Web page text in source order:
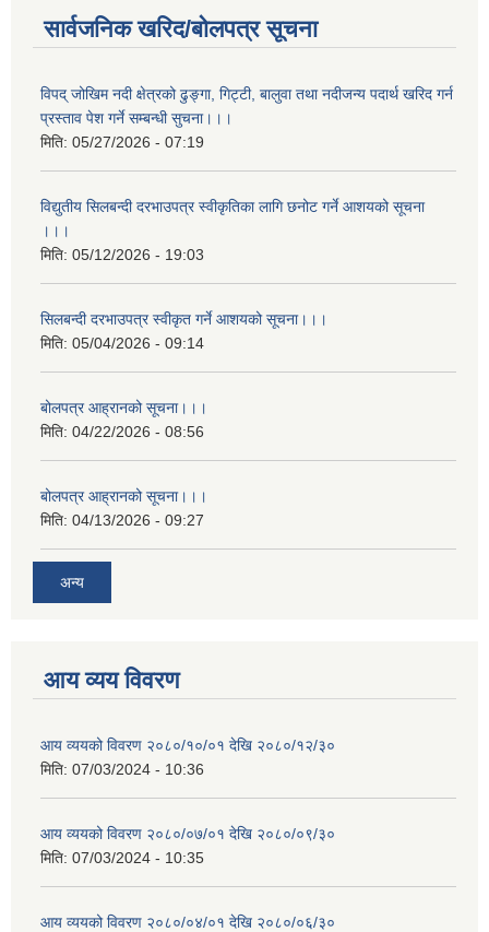
सार्वजनिक खरिद/बोलपत्र सूचना
विपद् जोखिम नदी क्षेत्रको ढुङ्गा, गिट्टी, बालुवा तथा नदीजन्य पदार्थ खरिद गर्न
प्रस्ताव पेश गर्ने सम्बन्धी सुचना।।।
मिति: 05/27/2026 - 07:19
विद्युतीय सिलबन्दी दरभाउपत्र स्वीकृतिका लागि छनोट गर्ने आशयको सूचना
।।।
मिति: 05/12/2026 - 19:03
सिलबन्दी दरभाउपत्र स्वीकृत गर्ने आशयको सूचना।।।
मिति: 05/04/2026 - 09:14
बोलपत्र आह्रानको सूचना।।।
मिति: 04/22/2026 - 08:56
बोलपत्र आह्रानको सूचना।।।
मिति: 04/13/2026 - 09:27
अन्य
आय व्यय विवरण
आय व्ययको विवरण २०८०/१०/०१ देखि २०८०/१२/३०
मिति: 07/03/2024 - 10:36
आय व्ययको विवरण २०८०/०७/०१ देखि २०८०/०९/३०
मिति: 07/03/2024 - 10:35
आय व्ययको विवरण २०८०/०४/०१ देखि २०८०/०६/३०